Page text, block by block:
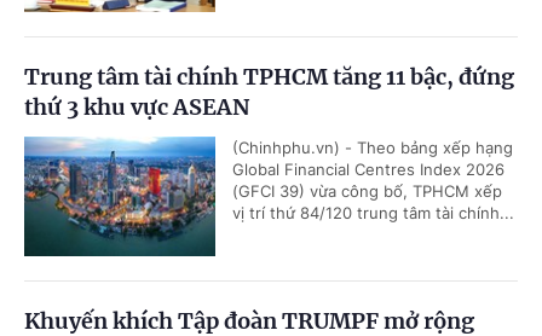
Trung tâm tài chính TPHCM tăng 11 bậc, đứng
thứ 3 khu vực ASEAN
(Chinhphu.vn) - Theo bảng xếp hạng
Global Financial Centres Index 2026
(GFCI 39) vừa công bố, TPHCM xếp
vị trí thứ 84/120 trung tâm tài chính...
Khuyến khích Tập đoàn TRUMPF mở rộng